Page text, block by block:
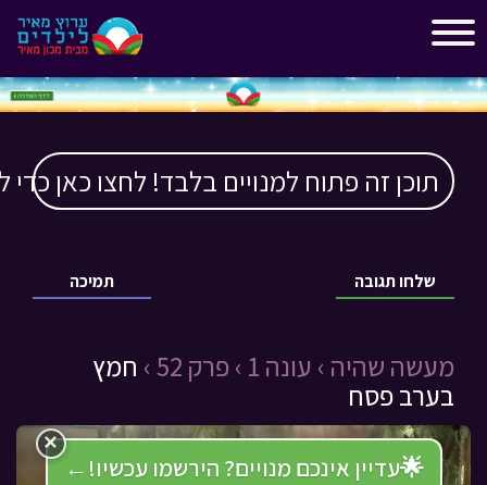
תוכן זה פתוח למנויים בלבד! לחצו כאן כדי
תמיכה שלחו תגובה
מעשה שהיה › עונה 1 › פרק 52 ›
חמץ
בערב פסח
🌟עדיין אינכם מנויים? הירשמו עכשיו! ←
×